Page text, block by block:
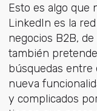
Esto es algo que
LinkedIn es la
negocios B2B,
también
búsquedas entre
nueva
y complicados